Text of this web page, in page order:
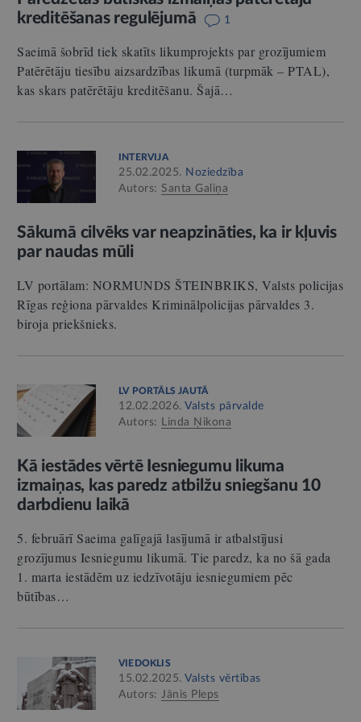
kreditēšanas regulējumā
1
Saeimā šobrīd tiek skatīts likumprojekts par grozījumiem
Patērētāju tiesību aizsardzības likumā (turpmāk – PTAL),
kas skars patērētāju kreditēšanu. Šajā…
INTERVIJA
25.02.2025. Noziedzība
Autors: Santa Galiņa
Sākumā cilvēks var neapzināties, ka ir kļuvis
par naudas mūli
LV portālam: NORMUNDS ŠTEINBRIKS, Valsts policijas
Rīgas reģiona pārvaldes Kriminālpolicijas pārvaldes 3.
biroja priekšnieks.
LV PORTĀLS JAUTĀ
12.02.2026. Valsts pārvalde
Autors: Linda Ņikona
Kā iestādes vērtē Iesniegumu likuma
izmaiņas, kas paredz atbilžu sniegšanu 10
darbdienu laikā
5. februārī Saeima galīgajā lasījumā ir atbalstījusi
grozījumus Iesniegumu likumā. Tie paredz, ka no šā gada
1. marta iestādēm uz iedzīvotāju iesniegumiem pēc
būtības…
VIEDOKLIS
15.02.2025. Valsts vērtības
Autors: Jānis Pleps